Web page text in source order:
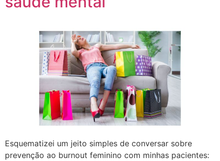
Esquematizei um jeito simples de conversar sobre
prevenção ao burnout feminino com minhas pacientes: